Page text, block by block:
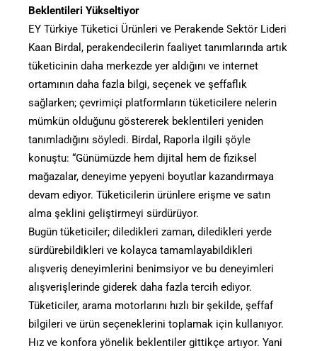
Beklentileri Yükseltiyor
EY Türkiye Tüketici Ürünleri ve Perakende Sektör Lideri
Kaan Birdal, perakendecilerin faaliyet tanımlarında artık
tüketicinin daha merkezde yer aldığını ve internet
ortamının daha fazla bilgi, seçenek ve şeffaflık
sağlarken; çevrimiçi platformların tüketicilere nelerin
mümkün olduğunu göstererek beklentileri yeniden
tanımladığını söyledi. Birdal, Raporla ilgili şöyle
konuştu: “Günümüzde hem dijital hem de fiziksel
mağazalar, deneyime yepyeni boyutlar kazandırmaya
devam ediyor. Tüketicilerin ürünlere erişme ve satın
alma şeklini geliştirmeyi sürdürüyor.
Bugün tüketiciler; diledikleri zaman, diledikleri yerde
sürdürebildikleri ve kolayca tamamlayabildikleri
alışveriş deneyimlerini benimsiyor ve bu deneyimleri
alışverişlerinde giderek daha fazla tercih ediyor.
Tüketiciler, arama motorlarını hızlı bir şekilde, şeffaf
bilgileri ve ürün seçeneklerini toplamak için kullanıyor.
Hız ve konfora yönelik beklentiler gittikçe artıyor. Yani